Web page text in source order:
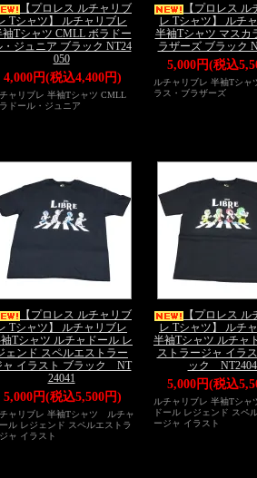
【プロレス ルチャリブ
Tシャツ】 ルチャリブレ
袖Tシャツ CMLL ボラドー
・ジュニア ブラック NT24
050
4,000円(税込4,400円)
ャリブレ 半袖Tシャツ CMLL
ドール・ジュニア
【プロレス ル
レ Tシャツ】 ルチ
半袖Tシャツ マスカ
ラザーズ ブラック
5,000円(税込
ルチャリブレ 半袖Tシャ
ラス・ブラザーズ
【プロレス ルチャリブ
Tシャツ】 ルチャリブレ
Tシャツ ルチャドール レ
ェンド スペルエストラー
ャ イラスト ブラック NT
24041
5,000円(税込5,500円)
ャリブレ 半袖Tシャツ ルチャ
ール レジェンド スペルエストラ
ャ イラスト
【プロレス ル
レ Tシャツ】 ルチ
半袖Tシャツ ルチャ
ストラージャ イラ
ック
5,000円(税込
ルチャリブレ 半袖Tシ
ドール レジェンド スペ
ージャ イラスト